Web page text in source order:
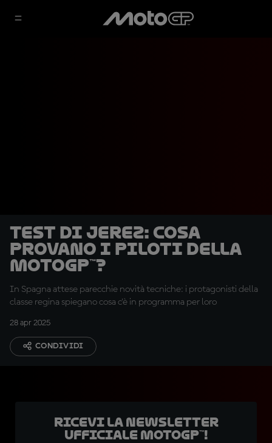
Test di Jerez: cosa
provano i piloti della
MotoGP™?
In Spagna attese parecchie novità tecniche: i protagonisti della
classe regina spiegano cosa c'è in programma per loro
28 apr 2025
CONDIVIDI
Ricevi la newsletter
ufficiale MotoGP™!